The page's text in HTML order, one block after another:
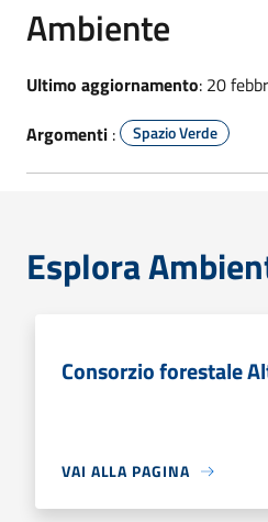
Ambiente
Ultimo aggiornamento: 20
Argomenti : Spazio Verde
Esplora
Consorzio forestale
VAI ALLA PAGINA